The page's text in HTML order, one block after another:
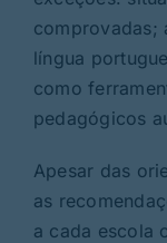
comprovadas;
língua
como
pedagógicos
Apesar das
as
a cada escola